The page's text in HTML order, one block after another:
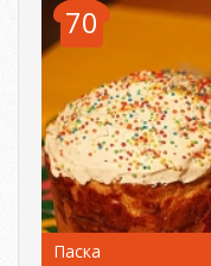
70
Паска